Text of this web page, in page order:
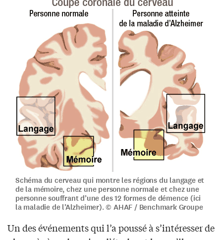
Schéma du cerveau qui montre les régions du langage et
de la mémoire, chez une personne normale et chez une
personne souffrant d’une des 12 formes de démence (ici
la maladie de l’Alzheimer). © AHAF / Benchmark Groupe
Un des événements qui l’a poussé à s’intéresser de